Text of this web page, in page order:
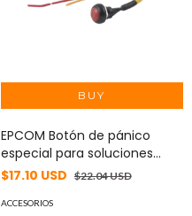
EPCOM Botón de pánico
especial para soluciones
móviles XMR MOD: XMRPANIC
$17.10 USD $22.04 USD
ACCESORIOS